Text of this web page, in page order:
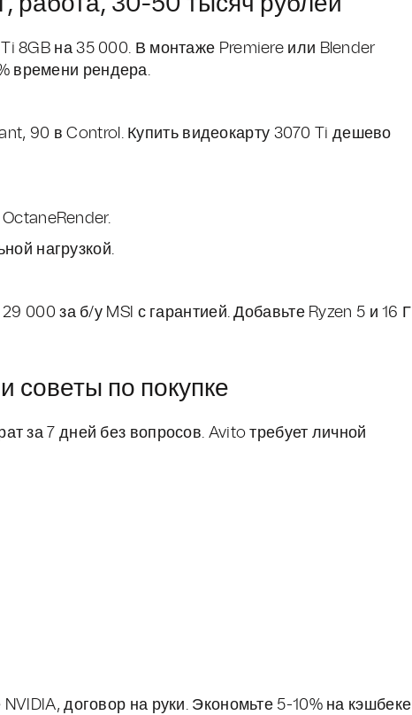
8GB на 35 000. В монтаже Premiere или Blender
времени рендера.
90 в Control. Купить видеокарту 3070 Ti дешево
OctaneRender.
нагрузкой.
000 за б/у MSI с гарантией. Добавьте Ryzen 5 и 16
советы по покупке
за 7 дней без вопросов. Avito требует личной
договор на руки. Экономьте 5-10% на кэшбеке